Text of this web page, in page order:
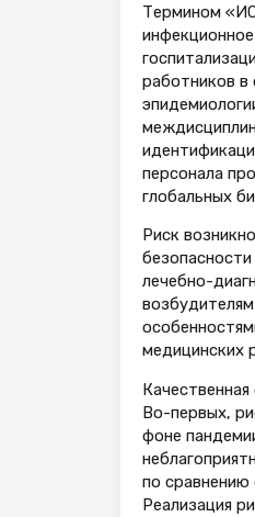
Термином
работников в
персонала
глобальных
Риск
лечебно-
медицинских
Во-первых,
фоне
по сравнению
Реализация